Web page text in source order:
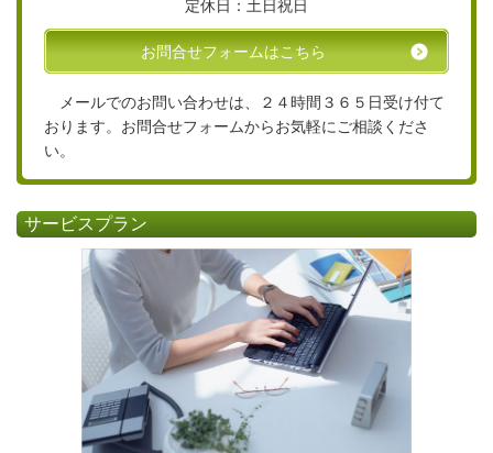
定休日：土日祝日
お問合せフォームはこちら
メールでのお問い合わせは、２４時間３６５日受け付て
おります。お問合せフォームからお気軽にご相談くださ
い。
サービスプラン